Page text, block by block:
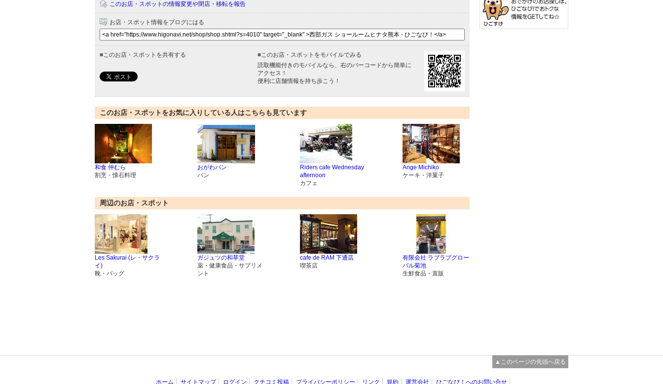
このお店・スポットの情報変更や閉店・移転を報告
お店・スポット情報をブログにはる
■このお店・スポットを共有する ■このお店・スポットをモバイルでみる
読取機能付きのモバイルなら、右のバーコードから簡単に
アクセス！
便利に店舗情報を持ち歩こう！
このお店・スポットをお気に入りしている人はこちらも見ています
和食 仲むら
割烹・懐石料理
おがわパン
パン
Riders cafe Wednesday
afternoon
カフェ
Ange Michiko
ケーキ・洋菓子
周辺のお店・スポット
Les Sakurai (レ・サクラ
イ)
靴・バッグ
ガジュツの和草堂
薬・健康食品・サプリメ
ント
cafe de RAM 下通店
喫茶店
有限会社 ラブラブグロー
バル菊池
生鮮食品・直販
▲このページの先頭へ戻る
ホーム サイトマップ ログイン クチコミ投稿 プライバシーポリシー リンク 規約 運営会社 ひごなび！へのお問い合せ